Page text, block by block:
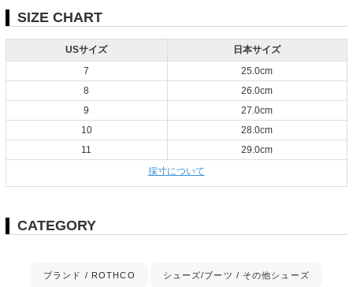
SIZE CHART
USサイズ
日本サイズ
7
25.0cm
8
26.0cm
9
27.0cm
10
28.0cm
11
29.0cm
採寸について
CATEGORY
ブランド / ROTHCO シューズ/ブーツ / その他シューズ